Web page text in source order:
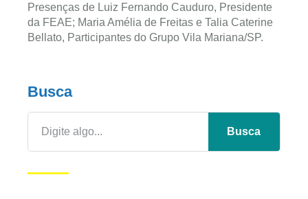
Presenças de Luiz Fernando Cauduro, Presidente
da FEAE; Maria Amélia de Freitas e Talia Caterine
Bellato, Participantes do Grupo Vila Mariana/SP.
Busca
Busca